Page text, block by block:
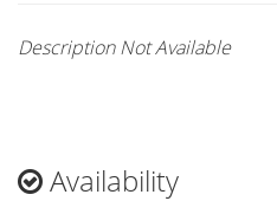
Description Not Available
Availability